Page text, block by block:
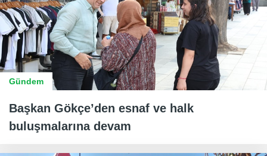
Gündem
Başkan Gökçe’den esnaf ve halk
buluşmalarına devam